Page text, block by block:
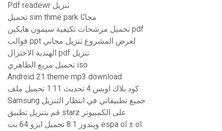
Pdf readewr تنزيل
تحميل sim thme park مجانًا
تحميل مرشحات تكيفية سيمون هايكين pdf
قوالب ppt لعرض المشروع تنزيل مجاني
الهندية الاختزال pdf تنزيل
تحميل مربع الظاهري iso
Android 21 theme mp3 download
كود بلاك اوبس 4 تحديث 1.11 تحميل ملف
Samsung جميع تطبيقاتي في انتظار التنزيل
قم بتنزيل تطبيق starz على الكمبيوتر
ويندوز 8.1 تحميل ايزو 64 بت espa ol ± ol